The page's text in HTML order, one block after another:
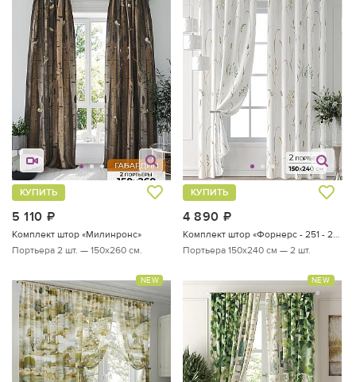
5 110
КУПИТЬ
Комплект штор «Милинронс»
Портьера 2 шт. — 150х260 см.
4 890
КУПИТЬ
Комплект штор «Форнерс - 251 - 240 см»
Портьера 150х240 см — 2 шт.
NEW NEW